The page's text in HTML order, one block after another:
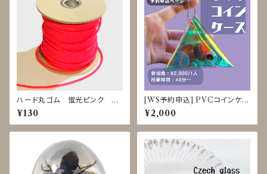
ハード丸ゴム 蛍光ピンク ｍ
単位で切り売り
¥130
[WS予約申込] PVCコインケー
ス クラフト体験 8/3-8、8/25-2
8
¥2,000